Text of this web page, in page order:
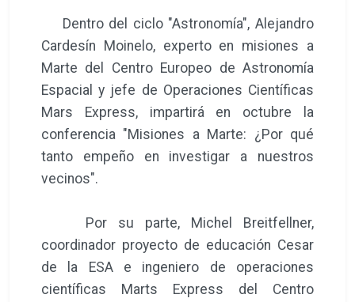
Dentro del ciclo "Astronomía", Alejandro
Cardesín Moinelo, experto en misiones a
Marte del Centro Europeo de Astronomía
Espacial y jefe de Operaciones Científicas
Mars Express, impartirá en octubre la
conferencia "Misiones a Marte: ¿Por qué
tanto empeño en investigar a nuestros
vecinos".
Por su parte, Michel Breitfellner,
coordinador proyecto de educación Cesar
de la ESA e ingeniero de operaciones
científicas Marts Express del Centro